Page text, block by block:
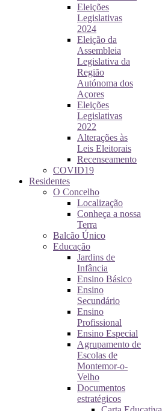
Eleições
Legislativas
2024
Eleição da
Assembleia
Legislativa da
Região
Autónoma dos
Açores
Eleições
Legislativas
2022
Alterações às
Leis Eleitorais
Recenseamento
COVID19
Residentes
O Concelho
Localização
Conheça a nossa
Terra
Balcão Único
Educação
Jardins de
Infância
Ensino Básico
Ensino
Secundário
Ensino
Profissional
Ensino Especial
Agrupamento de
Escolas de
Montemor-o-
Velho
Documentos
estratégicos